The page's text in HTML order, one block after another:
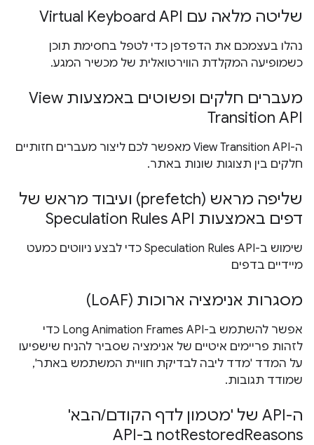
שליטה מלאה עם Virtual Keyboard API
נהלו בעצמכם את הדפדפן כדי לטפל בחסימת תוכן
כשמופיעה המקלדת הווירטואלית של מכשיר המגע.
מעברים חלקים ופשוטים באמצעות View
Transition API
ה-View Transition API מאפשר לכם ליצור מעברים חזותיים
חלקים בין תצוגות שונות באתר.
שליפה מראש (prefetch) ועיבוד מראש של
דפים באמצעות Speculation Rules API
שימוש ב-Speculation Rules API כדי לבצע ניווטים כמעט
מיידיים בדפים
מסגרות אנימציה ארוכות (LoAF)
אפשר להשתמש ב-Long Animation Frames API כדי
לזהות פריימים איטיים של אנימציה שסביר להניח שישפיעו
על המדד 'מדד ליבה לבדיקת חוויית המשתמש באתר',
שמודד תגובות.
ה-API של 'מטמון לדף הקודם/הבא'
notRestoredReasons ב-API